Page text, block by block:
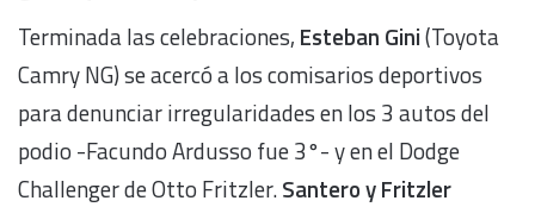
Terminada las celebraciones, Esteban Gini(Toyota
Camry NG) se acercó a los comisarios deportivos
para denunciar irregularidades en los 3 autos del
podio -Facundo Ardusso fue 3°- y en el Dodge
Challenger de Otto Fritzler.Santero y Fritzler